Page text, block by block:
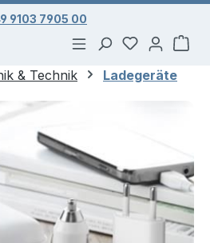
9103 7905 00
Du hast 0
& Technik Ladegeräte